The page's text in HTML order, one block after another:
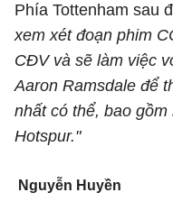
Phía Tottenham sau
xem xét đoạn phim
CĐV và sẽ làm việc
Aaron Ramsdale để
nhất có thể, bao
Hotspur."
Nguyễn Huyền